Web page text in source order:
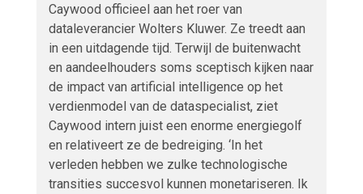
Caywood officieel aan het roer van
dataleverancier Wolters Kluwer. Ze treedt aan
in een uitdagende tijd. Terwijl de buitenwacht
en aandeelhouders soms sceptisch kijken naar
de impact van artificial intelligence op het
verdienmodel van de dataspecialist, ziet
Caywood intern juist een enorme energiegolf
en relativeert ze de bedreiging. ‘In het
verleden hebben we zulke technologische
transities succesvol kunnen monetariseren. Ik